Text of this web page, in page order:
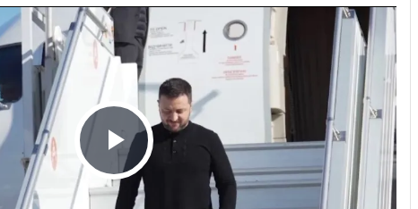
Play Video